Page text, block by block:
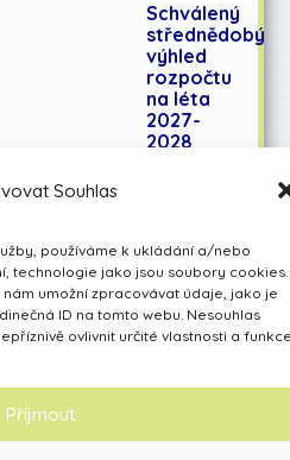
Souhlas
používáme k ukládání a/nebo
technologie jako jsou soubory cookies.
umožní zpracovávat údaje, jako je
ID na tomto webu. Nesouhlas
ovlivnit určité vlastnosti a
Příjmout
Schválený
střednědobý
výhled
rozpočtu
na léta
2027-
2028
by Avarita